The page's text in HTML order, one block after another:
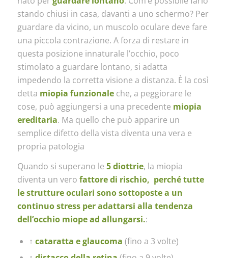
stando chiusi in casa, davanti a uno schermo? Per
guardare da vicino, un muscolo oculare deve fare
una piccola contrazione. A forza di restare in
questa posizione innaturale l’occhio, poco
stimolato a guardare lontano, si adatta
impedendo la corretta visione a distanza. È la così
detta miopia funzionaleche, a peggiorare le
cose, può aggiungersi a una precedente miopia
ereditaria. Ma quello che può apparire un
semplice difetto della vista diventa una vera e
propria patologia
Quando si superano le 5 diottrie, la miopia
diventa un vero fattore di rischio, perché tutte
le strutture oculari sono sottoposte a un
continuo stress per adattarsi alla tendenza
dell’occhio miope ad allungarsi.:
↑ cataratta e glaucoma (fino a 3 volte)